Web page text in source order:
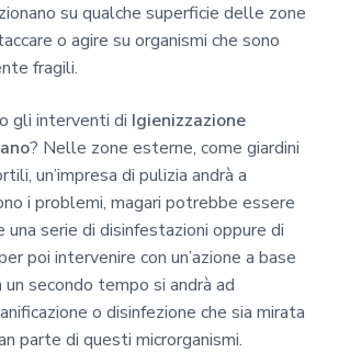
su qualche superficie delle zone
o agire su organismi che sono
fragili.
gli interventi di Igienizzazione
? Nelle zone esterne, come giardini
un’impresa di pulizia andrà a
i problemi, magari potrebbe essere
una serie di disinfestazioni oppure di
poi intervenire con un’azione a base
secondo tempo si andrà ad
o disinfezione che sia mirata
parte di questi microrganismi.